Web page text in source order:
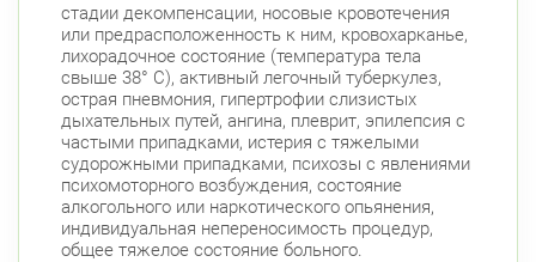
Беговая
пр. Королёва, д. 61 Круглосуточно
Комендантский пр.
Комендантский пр., д. 34 к. 1 Круглосуточно
Комендантский пр.
Комендантский пр. 67 Круглосуточно
Комендантский пр.
Коломяжский пр. 26 (Аллея Поликарпова, д.
стадии декомпенсации, носовые кровотечения
или предрасположенность к ним, кровохарканье,
лихорадочное состояние (температура тела
свыше 38° С), активный легочный туберкулез,
острая пневмония, гипертрофии слизистых
дыхательных путей, ангина, плеврит, эпилепсия с
частыми припадками, истерия с тяжелыми
судорожными припадками, психозы с явлениями
психомоторного возбуждения, состояние
алкогольного или наркотического опьянения,
индивидуальная непереносимость процедур,
общее тяжелое состояние больного.